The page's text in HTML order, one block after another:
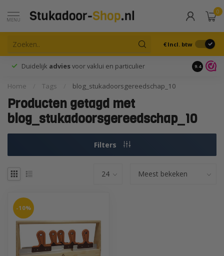
MENU
0
€ Incl. btw
Duidelijk adviesvoor vaklui en particulier 9.4
Home Tags blog_stukadoorsgereedschap_10
Producten getagd met
blog_stukadoorsgereedschap_10
Filters
-10%